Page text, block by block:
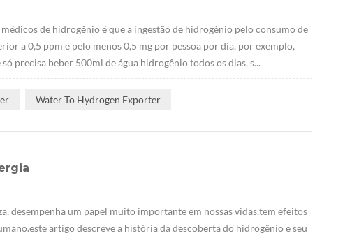
de hidrogênio é que a ingestão de hidrogênio pelo consumo de
a 0,5 ppm e pelo menos 0,5 mg por pessoa por dia. por exemplo,
precisa beber 500ml de água hidrogênio todos os dias, s...
Water To Hydrogen Exporter
desempenha um papel muito importante em nossas vidas.tem efeitos
artigo descreve a história da descoberta do hidrogênio e seu